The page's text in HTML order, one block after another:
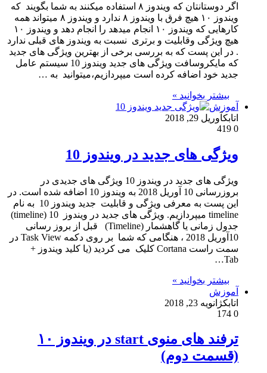
اگر دوستانتان که ویندوز ۸ استفاده میکنند به شما بگویند که
ویندوز ۱۰ هیچ فرق با ویندوز ۸ ندارد و ویندوز ۸ میتواند همه
کارهایی که ویندوز ۱۰ انجام میدهد را انجام دهد و ویندوز ۱۰
هیچ ویژگی وقابلیت و برتری نسبت به ویندوز های قبلی ندارد
. در این پست که به بررسی برخی از بهترین ویژگی های جدید
که مایکروسافت ویژگی های جدید ویندوز 10 سیستم عامل
جدید خود اضافه کرده است میپردازیم،میتوانید به …
بیشتر بخوانید »
آموزش
اتابکآوریل 29, 2018
0
ویژگی های جدید در ویندوز 10
ویژگی های جدید در ویندوز 10 ویژگی های جدیدی در
بروزرسانی 10 آوریل 2018 به ویندوز 10 اضافه شده است. در
این پست به معرفی ویژگی و قابلیت جدید ویندوز 10 به نام
timeline میپردازیم. ویژگی های جدید در ویندوز 10 (timeline)
جدول زمانی یا گاهشمار (Timeline) قبل از بروز رسانی
10آوریل 2018 ، هنگامی که شما بر روی دکمه Task View در
سمت راست Cortana کلیک می کردید (یا کلید ویندوز +
Tab…
بیشتر بخوانید »
آموزش
اتابکژانویه 23, 2018
0
ترفند های منوی start در ویندوز ۱۰
(قسمت دوم)